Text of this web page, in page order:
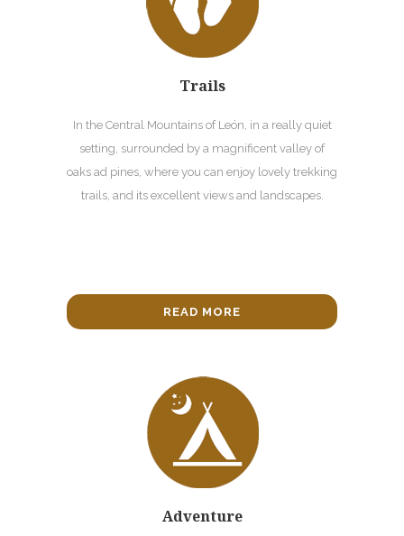
Trails
In the Central Mountains of León, in a really quiet
setting, surrounded by a magnificent valley of
oaks ad pines, where you can enjoy lovely trekking
trails, and its excellent views and landscapes.
READ MORE
Adventure